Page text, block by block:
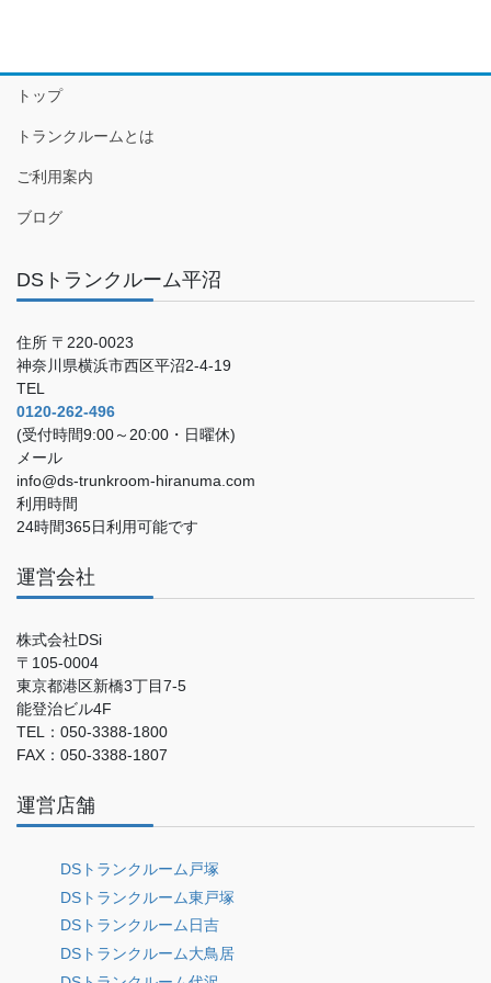
トップ
トランクルームとは
ご利用案内
ブログ
DSトランクルーム平沼
住所 〒220-0023
神奈川県横浜市西区平沼2-4-19
TEL
0120-262-496
(受付時間9:00～20:00・日曜休)
メール
info@ds-trunkroom-hiranuma.com
利用時間
24時間365日利用可能です
運営会社
株式会社DSi
〒105-0004
東京都港区新橋3丁目7-5
能登治ビル4F
TEL：050-3388-1800
FAX：050-3388-1807
運営店舗
DSトランクルーム戸塚
DSトランクルーム東戸塚
DSトランクルーム日吉
DSトランクルーム大鳥居